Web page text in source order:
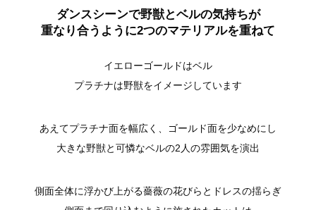
ダンスシーンで野獣とベルの気持ちが
重なり合うように2つのマテリアルを重ねて
イエローゴールドはベル
プラチナは野獣をイメージしています
あえてプラチナ面を幅広く、ゴールド面を少なめにし
大きな野獣と可憐なベルの2 人の雰囲気を演出
側面全体に浮かび上がる薔薇の花びらとドレスの揺らぎ